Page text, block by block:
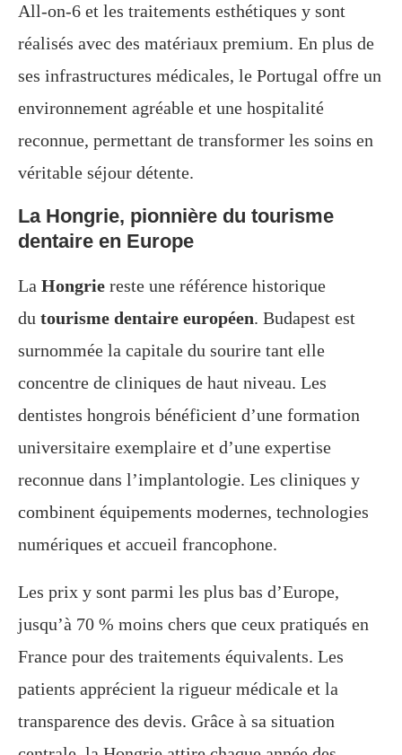
All-on-6 et les traitements esthétiques y sont
réalisés avec des matériaux premium. En plus de
ses infrastructures médicales, le Portugal offre un
environnement agréable et une hospitalité
reconnue, permettant de transformer les soins en
véritable séjour détente.
La Hongrie, pionnière du tourisme
dentaire en Europe
La Hongrie reste une référence historique
du tourisme dentaire européen. Budapest est
surnommée la capitale du sourire tant elle
concentre de cliniques de haut niveau. Les
dentistes hongrois bénéficient d’une formation
universitaire exemplaire et d’une expertise
reconnue dans l’implantologie. Les cliniques y
combinent équipements modernes, technologies
numériques et accueil francophone.
Les prix y sont parmi les plus bas d’Europe,
jusqu’à 70 % moins chers que ceux pratiqués en
France pour des traitements équivalents. Les
patients apprécient la rigueur médicale et la
transparence des devis. Grâce à sa situation